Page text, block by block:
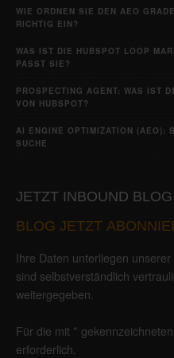
WIE ORDNEN SIE DEN AEO
RICHTIG EIN?
WAS IST DIE HUBSPOT LOOP
PASST SIE?
PROSPECTING AGENT: WAS IST
VON HUBSPOT?
AI ENGINE OPTIMIZATION (AEO):
SUCHE
JETZT INBOUND
BLOG JETZT
Ihre Daten unterliegen unserer
sind selbstverständlich
weitergegeben.
Für die mit *
erforderlich.